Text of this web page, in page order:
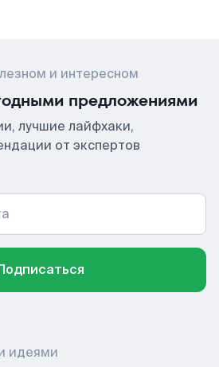
и интересном
предложениями
лучшие лайфхаки,
от экспертов
идеями